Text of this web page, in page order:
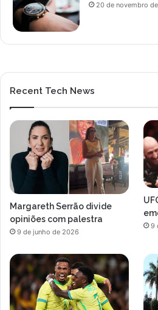
20 de novembro
Recent Tech News
Margareth Serrão divide
opiniões com palestra
9 de junho de 2026
9